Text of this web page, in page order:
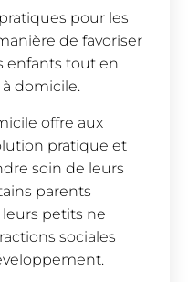
pour les
de favoriser
enfants tout en
domicile.
offre aux
pratique et
soin de leurs
parents
petits ne
sociales